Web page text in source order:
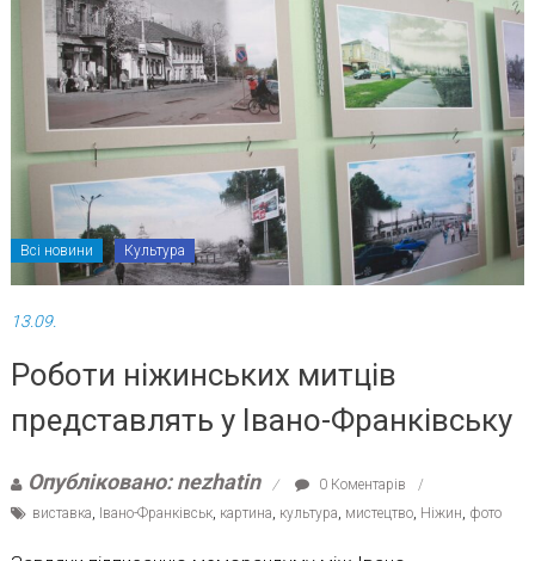
Всі новини Культура
13.09.
Роботи ніжинських митців
представлять у Івано-Франківську
Опубліковано: nezhatin
0 Коментарів
виставка Івано-Франківськ, картина культура мистецтво, Ніжин фото